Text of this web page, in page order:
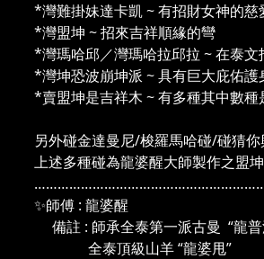
*灣難掛妹達卡凱 ~ 有招財女神的
*灣盟坤 ~ 招來吉祥順緣的彎
*灣瑪哈邱／灣瑪哈拉邱拉 ~ 在泰文
*灣坤恐波崩坤派 ~ 具有巨大庇佑護
*賣盟坤是吉祥木 ~ 有多種其中數
另外碰金達曼尼/梭羅馬哈碰/碰猜
上述多種碰為龍婆醒大師製作之盟
✨師傅 : 龍婆醒
備註 : 師承全泰第一派古曼 “龍
全泰頂級山羊 “龍婆甩”